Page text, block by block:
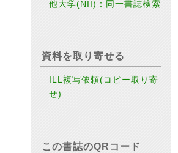
他大学(NII)：同一書誌検索
資料を取り寄せる
ILL複写依頼(コピー取り寄
せ)
この書誌のQRコード